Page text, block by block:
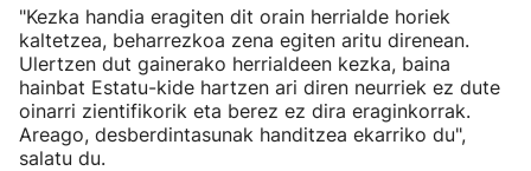
"Kezka handia eragiten dit orain herrialde horiek
kaltetzea, beharrezkoa zena egiten aritu direnean.
Ulertzen dut gainerako herrialdeen kezka, baina
hainbat Estatu-kide hartzen ari diren neurriek ez dute
oinarri zientifikorik eta berez ez dira eraginkorrak.
Areago, desberdintasunak handitzea ekarriko du",
salatu du.